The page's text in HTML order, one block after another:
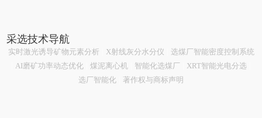
采选技术导航
实时激光诱导矿物元素分析 X射线灰分水分仪
选煤厂智能密度控制系统
AI磨矿功率动态优化 煤泥离心机 智能化选煤厂 XRT智能光电分选
选厂智能化
著作权与商标声明